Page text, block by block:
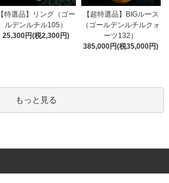
【特選品】リング（ゴー
ルデンルチル105）
25,300円(税2,300円)
【超特選品】BIGルース
（ゴールデンルチルクォ
ーツ132）
385,000円(税35,000円)
もっと見る